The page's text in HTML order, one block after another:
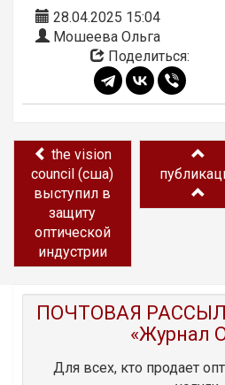
28.04.2025 15:04
Мошеева Ольга
Поделиться:
the vision
council (сша)
выступил в
защиту
оптической
индустрии
ПОЧТОВАЯ
«Журнал
Для всех, кто продает